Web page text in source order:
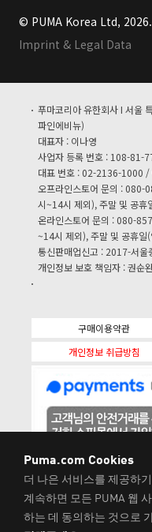
© PUMA Korea Ltd,
Imprint & Legal Data
푸마코리아 유한회사 I 서울
파인에비뉴)
대표자 : 이나영
사업자 등록 번호 : 108-81-
대표 번호 : 02-2136-1000 /
오프라인스토어 문의 : 080-
시~14시 제외), 주말 및 공휴
온라인스토어 문의 : 080-
~14시 제외), 주말 및 공휴일
통신판매업신고 : 2017-서울
개인정보 보호 책임자 : 권순
구매이용약관
개인정보 취급방침